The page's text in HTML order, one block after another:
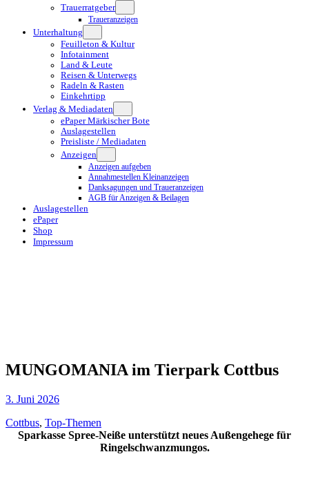
Trauerratgeber
Traueranzeigen
Unterhaltung
Feuilleton & Kultur
Infotainment
Land & Leute
Reisen & Unterwegs
Radeln & Rasten
Einkehrtipp
Verlag & Mediadaten
ePaper Märkischer Bote
Auslagestellen
Preisliste / Mediadaten
Anzeigen
Anzeigen aufgeben
Annahmestellen Kleinanzeigen
Danksagungen und Traueranzeigen
AGB für Anzeigen & Beilagen
Auslagestellen
ePaper
Shop
Impressum
MUNGOMANIA im Tierpark Cottbus
3. Juni 2026
Cottbus, Top-Themen
Sparkasse Spree-Neiße unterstützt neues Außengehege für
Ringelschwanzmungos.